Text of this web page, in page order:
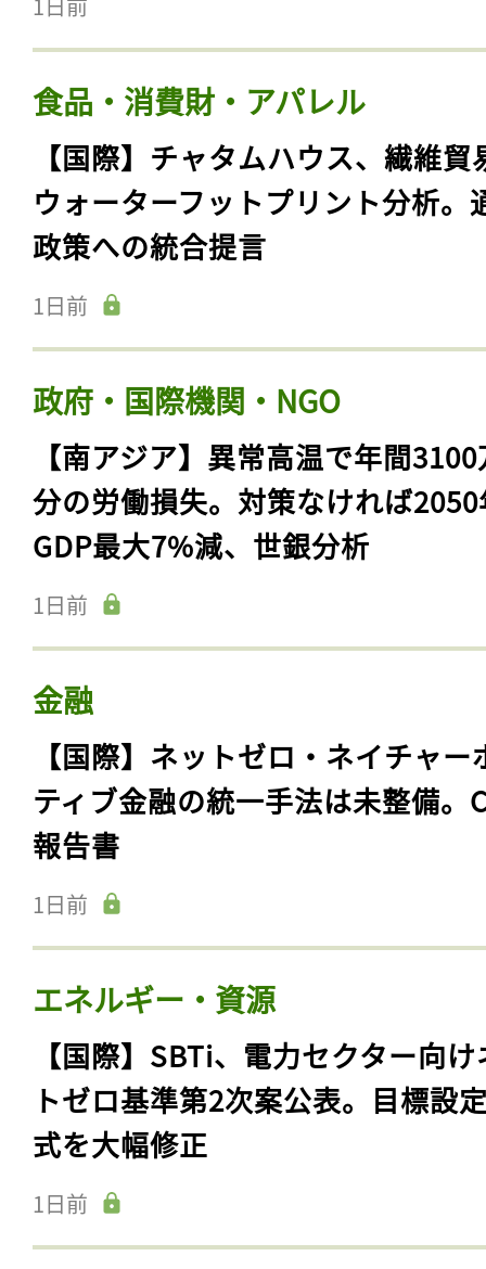
食品・消費財・アパレル
【国際】チャタムハウス、繊維貿
ウォーターフットプリント分析。
政策への統合提言
1日前
政府・国際機関・NGO
【南アジア】異常高温で年間
分の労働損失。対策なければ
GDP最大7%減、世銀分析
1日前
金融
【国際】ネットゼロ・ネイチャー
ティブ金融の統一手法は未整備。
報告書
1日前
エネルギー・資源
【国際】SBTi、電力セクター向
トゼロ基準第2次案公表。目標設
式を大幅修正
1日前